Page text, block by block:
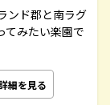
ンド郡と南ラグ
てみたい楽園で
細を見る